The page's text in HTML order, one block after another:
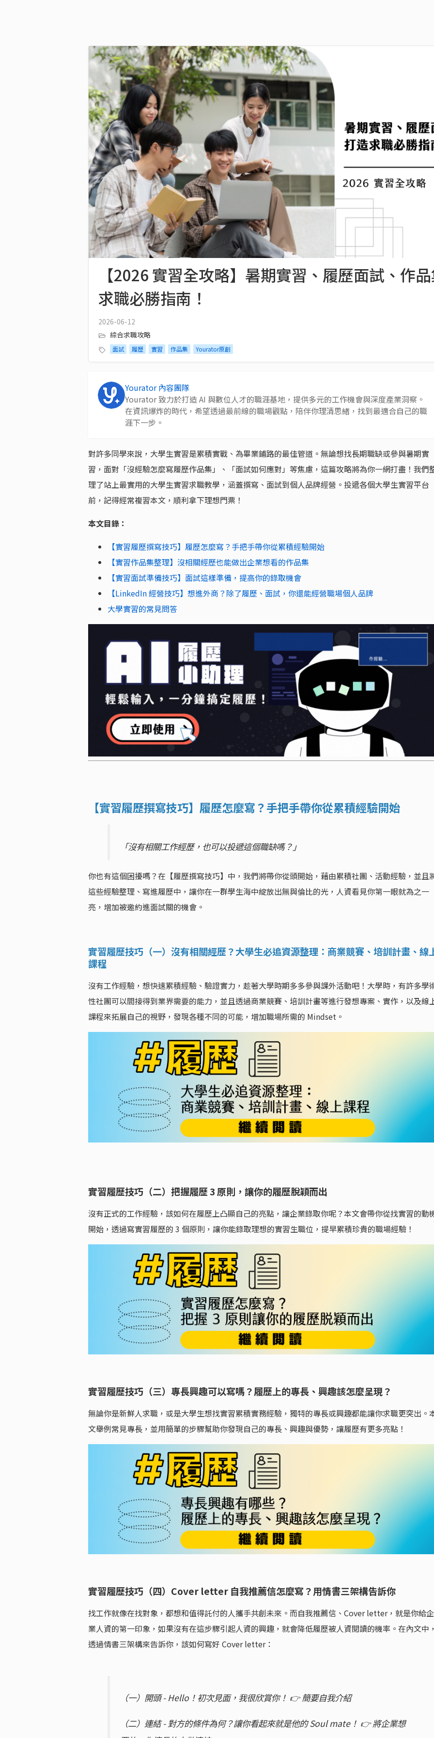
【2026 實習全攻略】暑期實習、履歷面試、作
求職必勝指南！
2026-06-12
綜合求職攻略
面試 履歷 實習 作品集 Yourator原創
Yourator 內容團隊
Yourator 致力於打造 AI 與數位人才的職涯基地，提供多元的工作機會與深度產業洞察。
在資訊爆炸的時代，希望透過最前線的職場觀點，陪伴你理清思緒，找到最適合自己的職
涯下一步。
對許多同學來說，大學生實習是累積實戰、為畢業鋪路的最佳管道。無論想找長期職缺或參與暑期實
習，面對「沒經驗怎麼寫履歷作品集」、「面試如何應對」等焦慮，這篇攻略將為你一網打盡！我們
理了站上最實用的大學生實習求職教學，涵蓋撰寫、面試到個人品牌經營。投遞各個大學生實習平台
前，記得經常複習本文，順利拿下理想門票！
本文目錄：
【實習履歷撰寫技巧】履歷怎麼寫？手把手帶你從累積經驗開始
【實習作品集整理】沒相關經歷也能做出企業想看的作品集
【實習面試準備技巧】面試這樣準備，提高你的錄取機會
【LinkedIn 經營技巧】想進外商？除了履歷、面試，你還能經營職場個人品牌
大學實習的常見問答
【實習履歷撰寫技巧】履歷怎麼寫？手把手帶你從累積經驗開始
「沒有相關工作經歷，也可以投遞這個職缺嗎？」
你也有這個困擾嗎？在【履歷撰寫技巧】中，我們將帶你從頭開始，藉由累積社團、活動經驗，並且
這些經驗整理、寫進履歷中，讓你在一群學生海中綻放出無與倫比的光，人資看見你第一眼就為之一
亮，增加被邀約進面試關的機會。
實習履歷技巧（一）沒有相關經歷？大學生必追資源整理：商業競賽、培訓計畫、線
課程
沒有工作經驗，想快速累積經驗、驗證實力，趁著大學時期多多參與課外活動吧！大學時，有許多學
性社團可以間接得到業界需要的能力，並且透過商業競賽、培訓計畫等進行發想專案、實作，以及線
課程來拓展自己的視野，發現各種不同的可能，增加職場所需的 Mindset。
實習履歷技巧（二）把握履歷 3 原則，讓你的履歷脫穎而出
沒有正式的工作經驗，該如何在履歷上凸顯自己的亮點，讓企業錄取你呢？本文會帶你從找實習的動
開始，透過寫實習履歷的 3 個原則，讓你能錄取理想的實習生職位，提早累積珍貴的職場經驗！
實習履歷技巧（三）專長興趣可以寫嗎？履歷上的專長、興趣該怎麼呈現？
無論你是新鮮人求職，或是大學生想找實習累積實務經驗，獨特的專長或興趣都能讓你求職更突出。
文舉例常見專長，並用簡單的步驟幫助你發現自己的專長、興趣與優勢，讓履歷有更多亮點！
實習履歷技巧（四）Cover letter 自我推薦信怎麼寫？用情書三架構告訴你
找工作就像在找對象，都想和值得託付的人攜手共創未來。而自我推薦信、Cover letter，就是你給企
業人資的第一印象，如果沒有在這步驟引起人資的興趣，就會降低履歷被人資閱讀的機率。在內文中
透過情書三架構來告訴你，該如何寫好 Cover letter：
（一）開頭 - Hello！初次見面，我很欣賞你！ 👉 簡要自我介紹
（二）連結 - 對方的條件為何？讓你看起來就是他的 Soul mate！ 👉 將企業想